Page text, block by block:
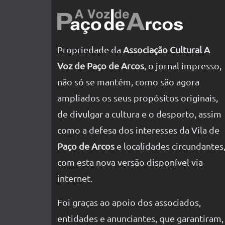
Propriedade da Associação Cultural A
Voz de Paço de Arcos , o jornal impresso,
não só se mantém, como são agora
ampliados os seus propósitos originais,
de divulgar a cultura e o desporto, assim
como a defesa dos interesses da Vila de
Paço de Arcos e localidades circundantes,
com esta nova versão disponível via
internet.
Foi graças ao apoio dos associados,
entidades e anunciantes, que garantiram,